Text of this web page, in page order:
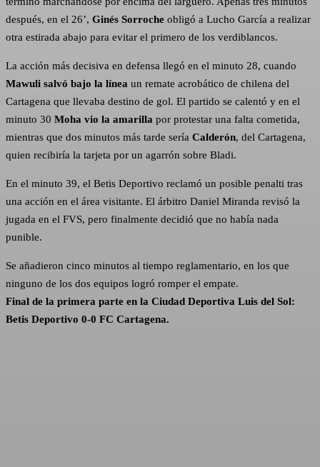
después, en el 26’, Ginés Sorroche obligó a Lucho García a realizar
otra estirada abajo para evitar el primero de los verdiblancos.
La acción más decisiva en defensa llegó en el minuto 28, cuando
Mawuli salvó bajo la línea un remate acrobático de chilena del
Cartagena que llevaba destino de gol. El partido se calentó y en el
minuto 30 Moha vio la amarilla por protestar una falta cometida,
mientras que dos minutos más tarde sería Calderón, del Cartagena,
quien recibiría la tarjeta por un agarrón sobre Bladi.
En el minuto 39, el Betis Deportivo reclamó un posible penalti tras
una acción en el área visitante. El árbitro Daniel Miranda revisó la
jugada en el FVS, pero finalmente decidió que no había nada
punible.
Se añadieron cinco minutos al tiempo reglamentario, en los que
ninguno de los dos equipos logró romper el empate.
Final de la primera parte en la Ciudad Deportiva Luis del Sol:
Betis Deportivo 0-0 FC Cartagena.